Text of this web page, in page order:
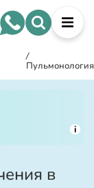
/
Пульмонология
i
в